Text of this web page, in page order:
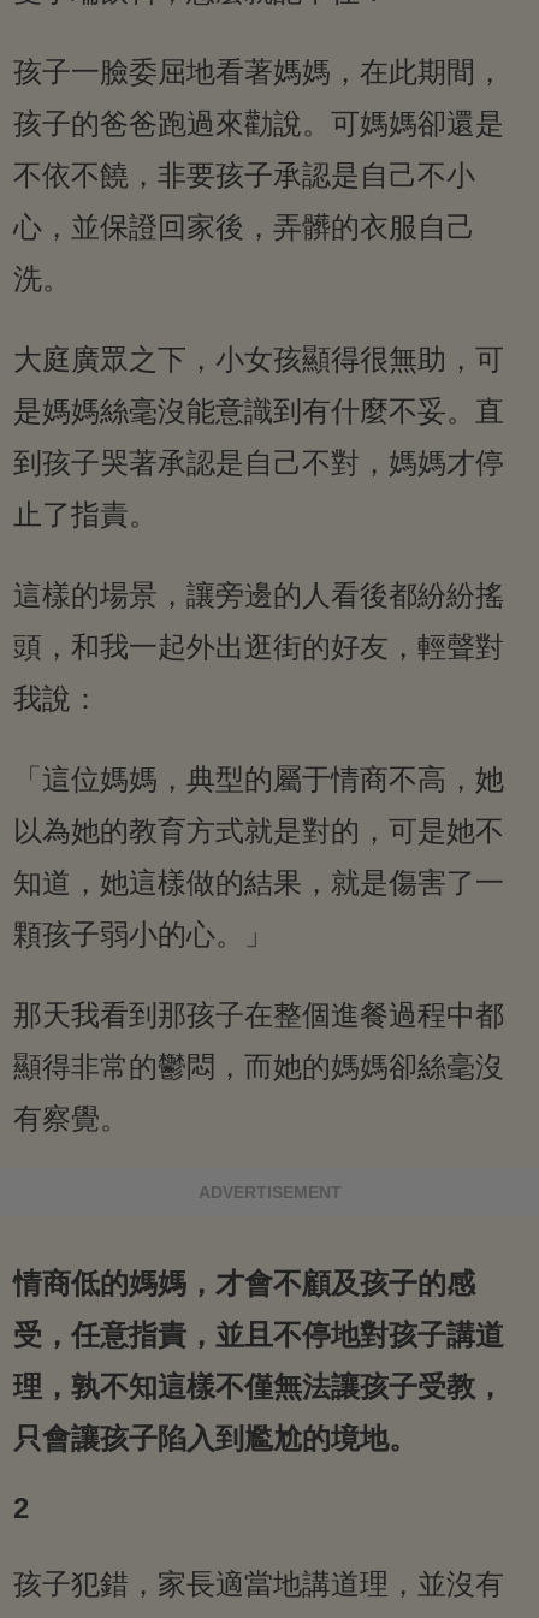
孩子一臉委屈地看著媽媽，在此期間，
孩子的爸爸跑過來勸說。可媽媽卻還是
不依不饒，非要孩子承認是自己不小
心，並保證回家後，弄髒的衣服自己
洗。
大庭廣眾之下，小女孩顯得很無助，可
是媽媽絲毫沒能意識到有什麼不妥。直
到孩子哭著承認是自己不對，媽媽才停
止了指責。
這樣的場景，讓旁邊的人看後都紛紛搖
頭，和我一起外出逛街的好友，輕聲對
我說：
「這位媽媽，典型的屬于情商不高，她
以為她的教育方式就是對的，可是她不
知道，她這樣做的結果，就是傷害了一
顆孩子弱小的心。」
那天我看到那孩子在整個進餐過程中都
顯得非常的鬱悶，而她的媽媽卻絲毫沒
有察覺。
ADVERTISEMENT
情商低的媽媽，才會不顧及孩子的感
受，任意指責，並且不停地對孩子講道
理，孰不知這樣不僅無法讓孩子受教，
只會讓孩子陷入到尷尬的境地。
2
孩子犯錯，家長適當地講道理，並沒有